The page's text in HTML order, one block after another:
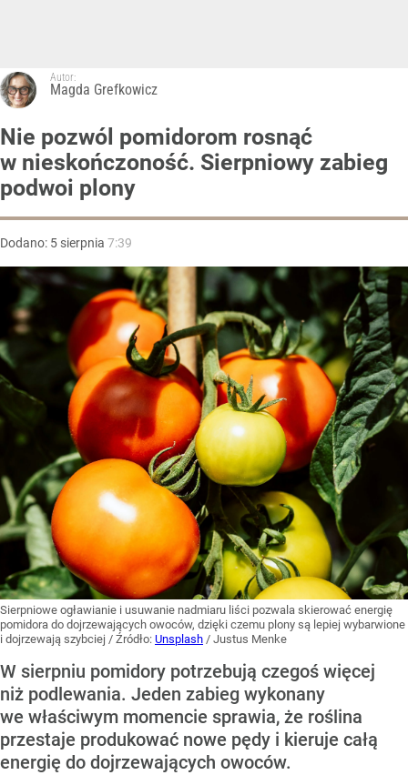
Autor:
Magda Grefkowicz
Nie pozwól pomidorom rosnąć
w nieskończoność. Sierpniowy zabieg
podwoi plony
Dodano: 5 sierpnia 7:39
Sierpniowe ogławianie i usuwanie nadmiaru liści pozwala skierować energię
pomidora do dojrzewających owoców, dzięki czemu plony są lepiej wybarwione
i dojrzewają szybciej / Źródło: Unsplash / Justus Menke
W sierpniu pomidory potrzebują czegoś więcej
niż podlewania. Jeden zabieg wykonany
we właściwym momencie sprawia, że roślina
przestaje produkować nowe pędy i kieruje całą
energię do dojrzewających owoców.